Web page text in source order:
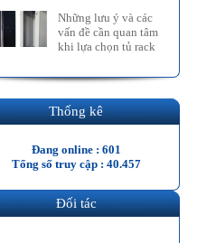
Những lưu ý và các
vấn đề cần quan tâm
khi lựa chọn tủ rack
Thống kê
Đang online : 601
Tổng số truy cập : 40.457
Đối tác